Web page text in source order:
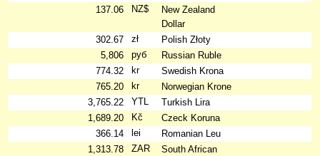
137.06
NZ$
New Zealand
Dollar
302.67
zł
Polish Złoty
5,806
руб
Russian Ruble
774.32
kr
Swedish Krona
765.20
kr
Norwegian Krone
3,765.22
YTL
Turkish Lira
1,689.20
Kč
Czeck Koruna
366.14
lei
Romanian Leu
1,313.78
ZAR
South African